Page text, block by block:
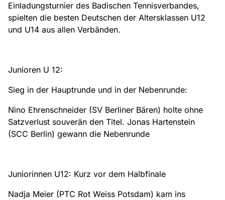
Einladungsturnier des Badischen Tennisverbandes,
spielten die besten Deutschen der Altersklassen U12
und U14 aus allen Verbänden.
Junioren U 12:
Sieg in der Hauptrunde und in der Nebenrunde:
Nino Ehrenschneider (SV Berliner Bären) holte ohne
Satzverlust souverän den Titel. Jonas Hartenstein
(SCC Berlin) gewann die Nebenrunde
Juniorinnen U12: Kurz vor dem Halbfinale
Nadja Meier (PTC Rot Weiss Potsdam) kam ins